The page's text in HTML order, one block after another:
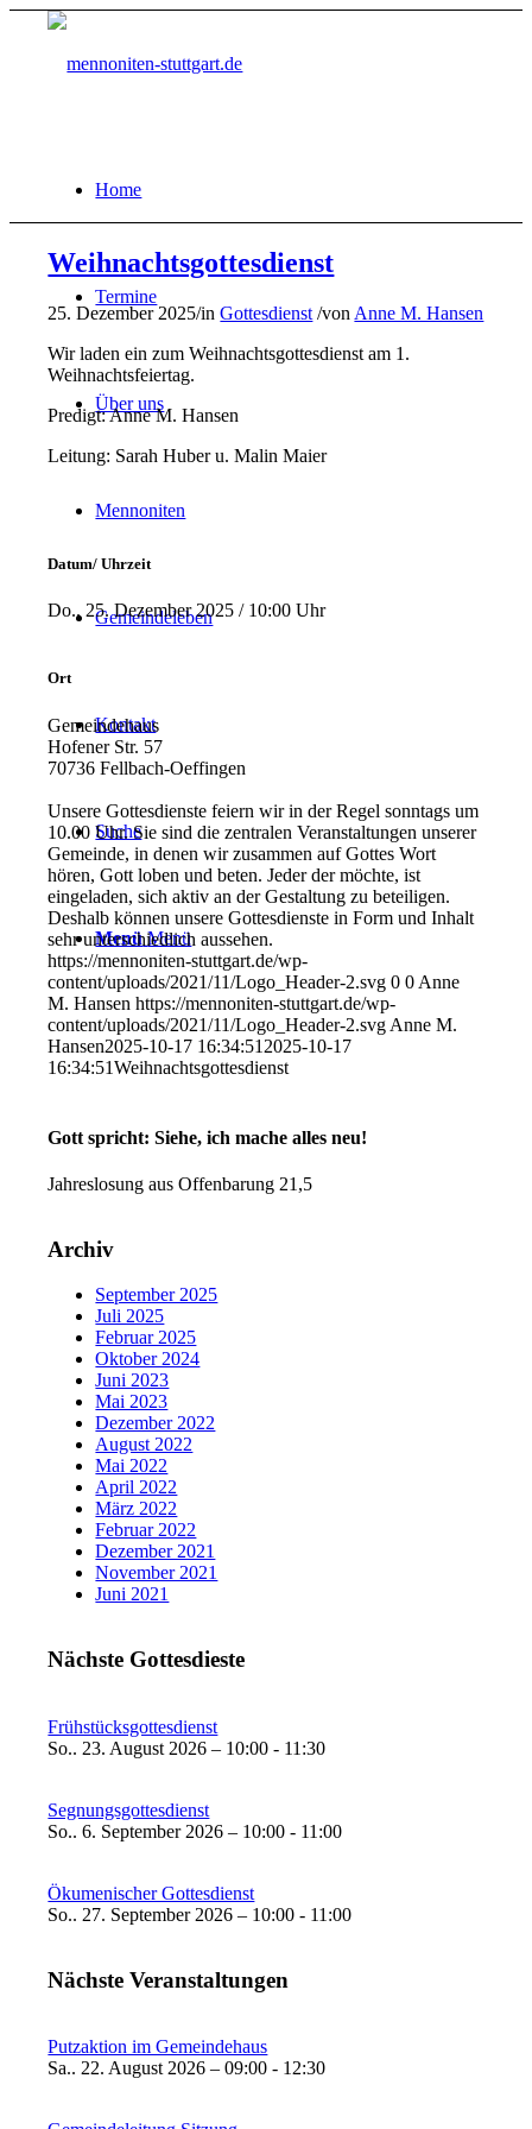
Home
Termine
Über uns
Mennoniten
Gemeindeleben
Kontakt
Suche
Menü Menü
Weihnachtsgottesdienst
25. Dezember 2025/inGottesdienst /von Anne M. Hansen
Wir laden ein zum Weihnachtsgottesdienst am 1.
Weihnachtsfeiertag.
Predigt: Anne M. Hansen
Leitung: Sarah Huber u. Malin Maier
Datum/ Uhrzeit
Do.. 25. Dezember 2025 / 10:00 Uhr
Ort
Gemeindehaus
Hofener Str. 57
70736 Fellbach-Oeffingen
Unsere Gottesdienste feiern wir in der Regel sonntags um
10.00 Uhr. Sie sind die zentralen Veranstaltungen unserer
Gemeinde, in denen wir zusammen auf Gottes Wort
hören, Gott loben und beten. Jeder der möchte, ist
eingeladen, sich aktiv an der Gestaltung zu beteiligen.
Deshalb können unsere Gottesdienste in Form und Inhalt
sehr unterschiedlich aussehen.
https://mennoniten-stuttgart.de/wp-
content/uploads/2021/11/Logo_Header-2.svg 0 0 Anne
M. Hansen https://mennoniten-stuttgart.de/wp-
content/uploads/2021/11/Logo_Header-2.svg Anne M.
Hansen2025-10-17 16:34:51 2025-10-17
16:34:51Weihnachtsgottesdienst
Gott spricht: Siehe, ich mache alles neu!
Jahreslosung aus Offenbarung 21,5
Archiv
September 2025
Juli 2025
Februar 2025
Oktober 2024
Juni 2023
Mai 2023
Dezember 2022
August 2022
Mai 2022
April 2022
März 2022
Februar 2022
Dezember 2021
November 2021
Juni 2021
Nächste Gottesdieste
Frühstücksgottesdienst
So.. 23. August 2026 – 10:00 - 11:30
Segnungsgottesdienst
So.. 6. September 2026 – 10:00 - 11:00
Ökumenischer Gottesdienst
So.. 27. September 2026 – 10:00 - 11:00
Nächste Veranstaltungen
Putzaktion im Gemeindehaus
Sa.. 22. August 2026 – 09:00 - 12:30